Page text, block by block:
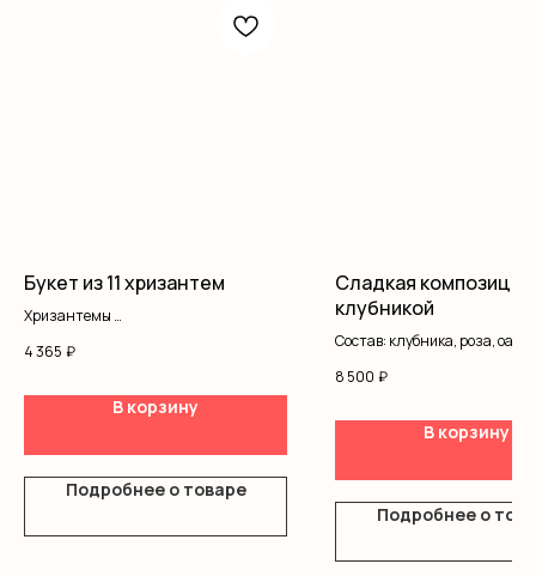
Букет из 11 хризантем
Хризантемы
4 365 ₽
В корзину
Подробнее о товаре
Сладкая композиция
клубникой
Состав: клубника, роза,
8 500 ₽
В корзину
Подробнее о